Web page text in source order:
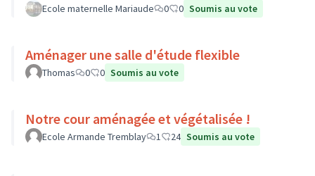
Ecole maternelle Mariaude 0 0 Soumis au vote
Aménager une salle d'étude flexible
Thomas 0 0 Soumis au vote
Notre cour aménagée et végétalisée !
Ecole Armande Tremblay 1 24 Soumis au vote